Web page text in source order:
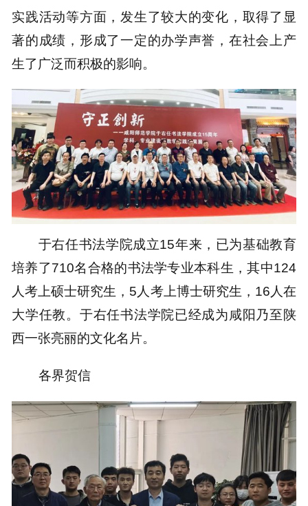
实践活动等方面，发生了较大的变化，取得了显
著的成绩，形成了一定的办学声誉，在社会上产
生了广泛而积极的影响。
于右任书法学院成立15年来，已为基础教育
培养了710名合格的书法学专业本科生，其中124
人考上硕士研究生，5人考上博士研究生，16人在
大学任教。于右任书法学院已经成为咸阳乃至陕
西一张亮丽的文化名片。
各界贺信